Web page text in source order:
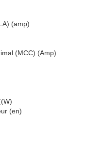
(amp)
(MCC) (Amp)
(en)